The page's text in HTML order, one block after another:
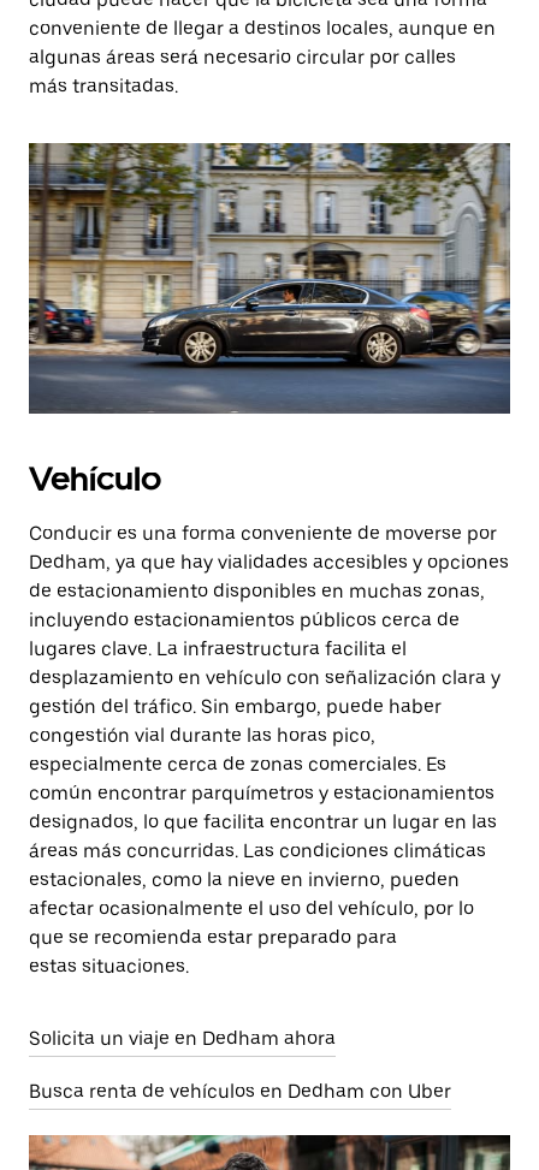
conveniente de llegar a destinos locales, aunque en
algunas áreas será necesario circular por calles
más transitadas.
Vehículo
Conducir es una forma conveniente de moverse por
Dedham, ya que hay vialidades accesibles y opciones
de estacionamiento disponibles en muchas zonas,
incluyendo estacionamientos públicos cerca de
lugares clave. La infraestructura facilita el
desplazamiento en vehículo con señalización clara y
gestión del tráfico. Sin embargo, puede haber
congestión vial durante las horas pico,
especialmente cerca de zonas comerciales. Es
común encontrar parquímetros y estacionamientos
designados, lo que facilita encontrar un lugar en las
áreas más concurridas. Las condiciones climáticas
estacionales, como la nieve en invierno, pueden
afectar ocasionalmente el uso del vehículo, por lo
que se recomienda estar preparado para
estas situaciones.
Solicita un viaje en Dedham ahora
Busca renta de vehículos en Dedham con Uber